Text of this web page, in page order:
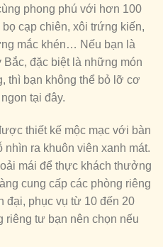
phong phú với hơn 100
cạp chiên, xôi trứng kiến,
mắc khén… Nếu bạn là
đặc biệt là những món
thì bạn không thể bỏ lỡ cơ
tại đây.
thiết kế mộc mạc với bàn
nhìn ra khuôn viên xanh mát.
mái để thực khách thưởng
cung cấp các phòng riêng
đại, phục vụ từ 10 đến 20
riêng tư bạn nên chọn nếu